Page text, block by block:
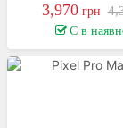
3,970грн
Є в